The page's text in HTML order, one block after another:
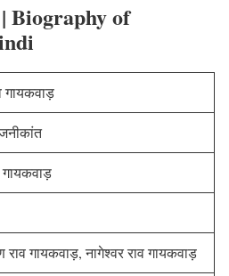
| Biography of
गायकवाड़
गायकवाड़
राव गायकवाड़, नागेश्वर राव गायकवाड़